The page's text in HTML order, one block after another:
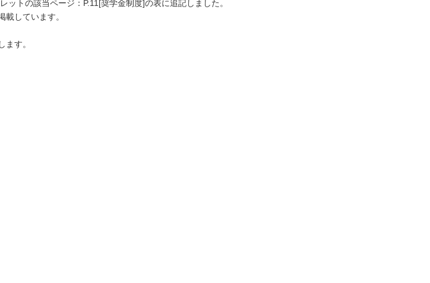
ットの該当ページ：P.11[奨学金制度]の表に追記しました。
しています。
す。